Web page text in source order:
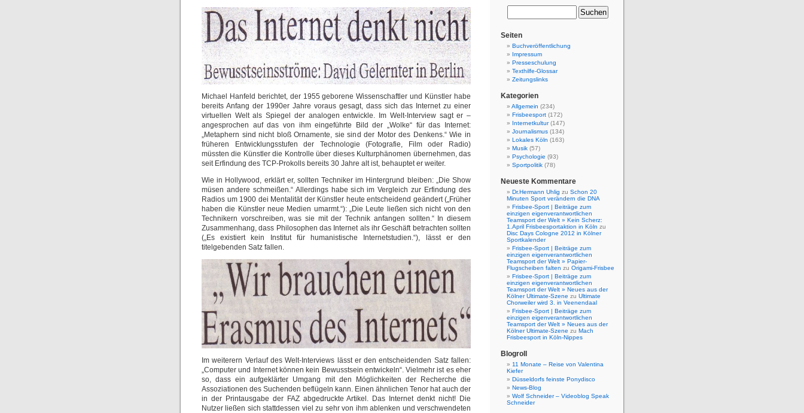
Michael Hanfeld berichtet, der 1955 geborene Wissenschaftler und Künstler habe
bereits Anfang der 1990er Jahre voraus gesagt, dass sich das Internet zu einer
virtuellen Welt als Spiegel der analogen entwickle. Im Welt-Interview sagt er –
angesprochen auf das von ihm eingeführte Bild der „Wolke“ für das Internet:
„Metaphern sind nicht bloß Ornamente, sie sind der Motor des Denkens.“ Wie in
früheren Entwicklungsstufen der Technologie (Fotografie, Film oder Radio)
müssten die Künstler die Kontrolle über dieses Kulturphänomen übernehmen, das
seit Erfindung des TCP-Prokolls bereits 30 Jahre alt ist, behauptet er weiter.
Wie in Hollywood, erklärt er, sollten Techniker im Hintergrund bleiben: „Die Show
müsen andere schmeißen.“ Allerdings habe sich im Vergleich zur Erfindung des
Radios um 1900 dei Mentalität der Künstler heute entscheidend geändert („Früher
haben die Künstler neue Medien umarmt.“): „Die Leute ließen sich nicht von den
Technikern vorschreiben, was sie mit der Technik anfangen sollten.“ In diesem
Zusammenhang, dass Philosophen das Internet als ihr Geschäft betrachten sollten
(„Es existiert kein Institut für humanistische Internetstudien.“), lässt er den
titelgebenden Satz fallen.
Im weiterern Verlauf des Welt-Interviews lässt er den entscheidenden Satz fallen:
„Computer und Internet können kein Bewusstsein entwickeln“. Vielmehr ist es eher
so, dass ein aufgeklärter Umgang mit den Möglichkeiten der Recherche die
Assoziationen des Suchenden beflügeln kann. Einen ähnlichen Tenor hat auch der
in der Printausgabe der FAZ abgedruckte Artikel. Das Internet denkt nicht! Die
Nutzer ließen sich stattdessen viel zu sehr von ihm ablenken und verschwendeten
Seiten
Buchveröffentlichung
Impressum
Presseschulung
Texthilfe-Glossar
Zeitungslinks
Kategorien
Allgemein (234)
Frisbeesport (172)
Internetkultur(147)
Journalismus (134)
Lokales Köln (163)
Musik (57)
Psychologie (93)
Sportpolitik (78)
Neueste Kommentare
Dr.Hermann Uhlig zu Schon 20
Minuten Sport verändern die DNA
Frisbee-Sport | Beiträge zum
einzigen eigenverantwortlichen
Teamsport der Welt » Kein Scherz:
1.April Frisbeesportaktion in Köln zu
Disc Days Cologne 2012 in Kölner
Sportkalender
Frisbee-Sport | Beiträge zum
einzigen eigenverantwortlichen
Teamsport der Welt » Papier-
Flugscheiben falten zu Origami-Frisbee
Frisbee-Sport | Beiträge zum
einzigen eigenverantwortlichen
Teamsport der Welt » Neues aus der
Kölner Ultimate-Szene zu Ultimate
Chorweiler wird 3. in Veenendaal
Frisbee-Sport | Beiträge zum
einzigen eigenverantwortlichen
Teamsport der Welt » Neues aus der
Kölner Ultimate-Szene zu Mach
Frisbeesport in Köln-Nippes
Blogroll
11 Monate – Reise von Valentina
Kiefer
Düsseldorfs feinste Ponydisco
News-Blog
Wolf Schneider – Videoblog Speak
Schneider